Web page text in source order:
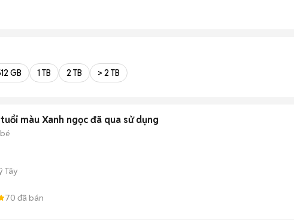
GB 1 TB 2 TB > 2 TB
màu Xanh ngọc đã qua sử dụng
Tây
70 đã bán